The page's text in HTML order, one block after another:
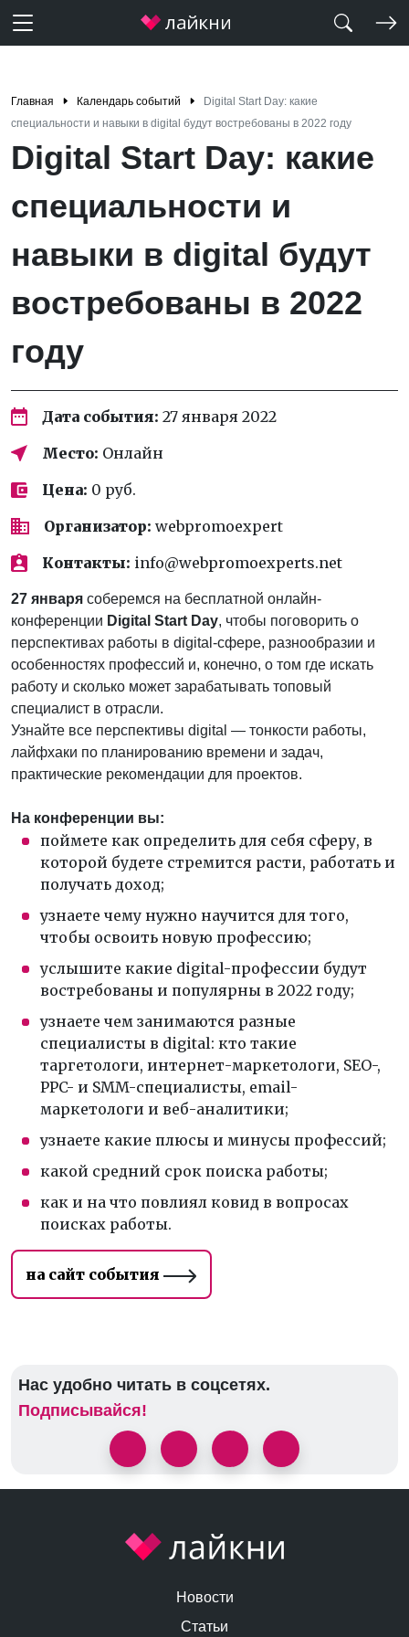
Главная Календарь событий
Digital Start Day: какие
специальности и навыки в digital будут востребованы в 2022 году
Digital Start Day: какие
специальности и
навыки в digital будут
востребованы в 2022
году
Дата события: 27 января 2022
Место: Онлайн
Цена: 0 руб.
Организатор: webpromoexpert
Контакты: info@webpromoexperts.net
27 января соберемся на бесплатной онлайн-
конференции Digital Start Day, чтобы поговорить о
перспективах работы в digital-сфере, разнообразии и
особенностях профессий и, конечно, о том где искать
работу и сколько может зарабатывать топовый
специалист в отрасли.
Узнайте все перспективы digital — тонкости работы,
лайфхаки по планированию времени и задач,
практические рекомендации для проектов.
На конференции вы:
поймете как определить для себя сферу, в
которой будете стремится расти, работать и
получать доход;
узнаете чему нужно научится для того,
чтобы освоить новую профессию;
услышите какие digital-профессии будут
востребованы и популярны в 2022 году;
узнаете чем занимаются разные
специалисты в digital: кто такие
таргетологи, интернет-маркетологи, SEO-,
PPC- и SMM-специалисты, email-
маркетологи и веб-аналитики;
узнаете какие плюсы и минусы профессий;
какой средний срок поиска работы;
как и на что повлиял ковид в вопросах
поисках работы.
на сайт события
Нас удобно читать в соцсетях.
Подписывайся!
Новости
Статьи